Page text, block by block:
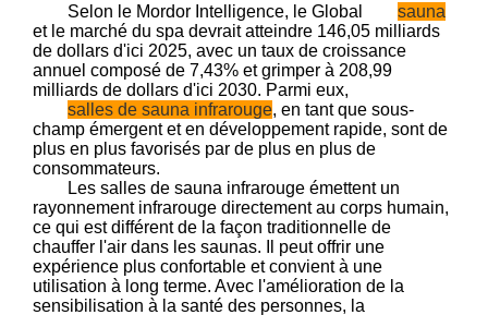
Selon le Mordor Intelligence, le Global
sauna
et le marché du spa devrait atteindre 146,05 milliards
de dollars d'ici 2025, avec un taux de croissance
annuel composé de 7,43% et grimper à 208,99
milliards de dollars d'ici 2030. Parmi eux,
salles de sauna infrarouge, en tant que sous-
champ émergent et en développement rapide, sont de
plus en plus favorisés par de plus en plus de
consommateurs.
Les salles de sauna infrarouge émettent un
rayonnement infrarouge directement au corps humain,
ce qui est différent de la façon traditionnelle de
chauffer l'air dans les saunas. Il peut offrir une
expérience plus confortable et convient à une
utilisation à long terme. Avec l'amélioration de la
sensibilisation à la santé des personnes, la